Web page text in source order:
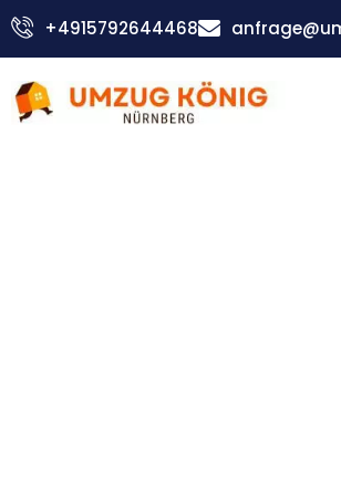
Zum
Inhalt
+4915792644468